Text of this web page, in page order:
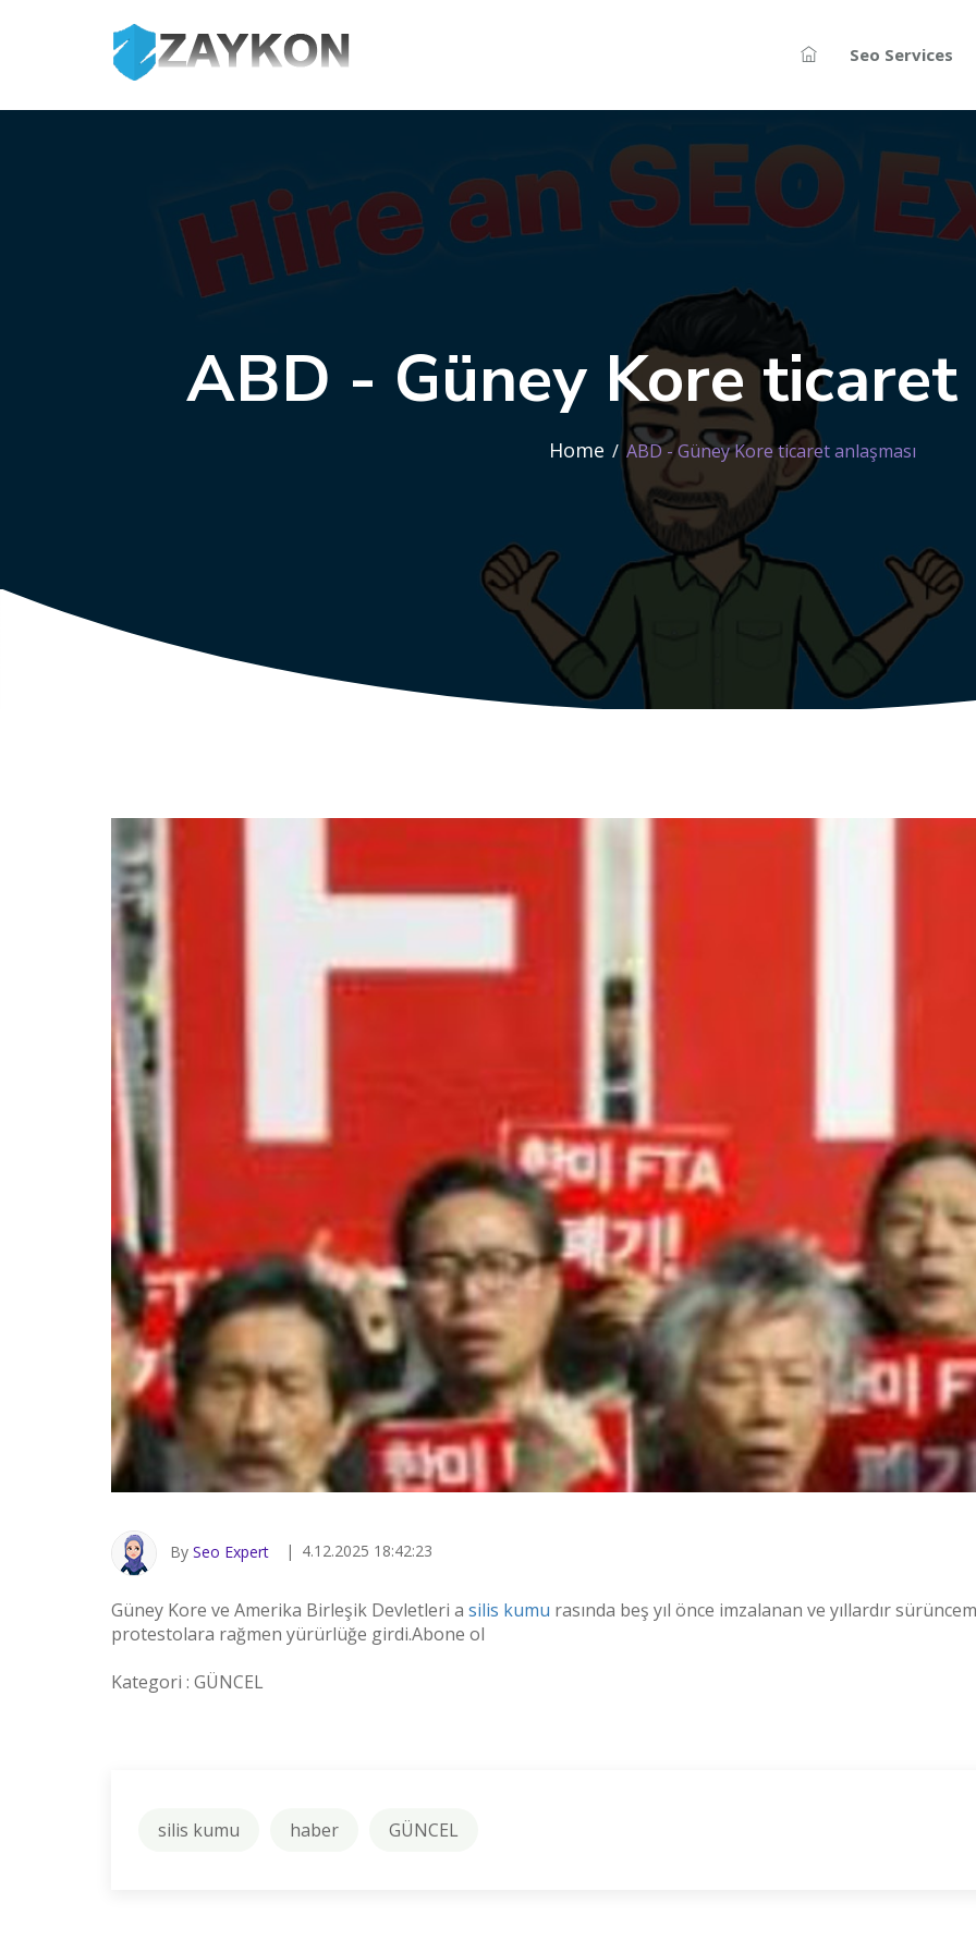
Seo Services
ABD - Güney Kore ticaret
Home ABD - Güney Kore ticaret anlaşması
By Seo Expert 4.12.2025 18:42:23
Güney Kore ve Amerika Birleşik Devletleri a silis kumu rasında beş yıl önce imzalanan ve yıllardır
protestolara rağmen yürürlüğe girdi.Abone ol
Kategori : GÜNCEL
silis kumu haber GÜNCEL